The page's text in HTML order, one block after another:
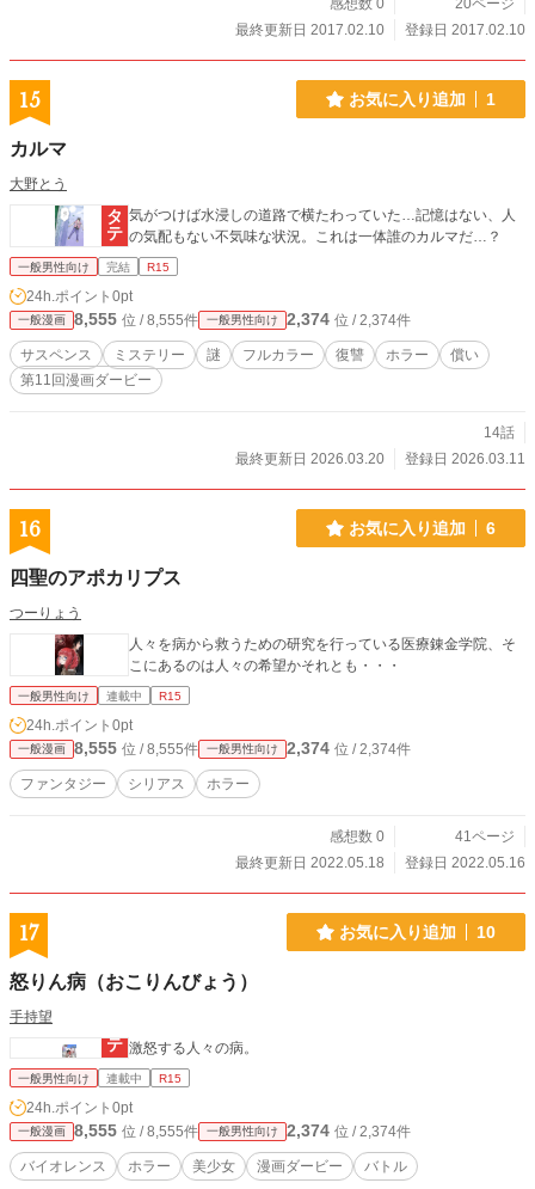
感想数 0
20ページ
最終更新日 2017.02.10
登録日 2017.02.10
15 お気に入り追加 1
カルマ
大野とう
気がつけば水浸しの道路で横たわっていた…記憶はない、人
の気配もない不気味な状況。これは一体誰のカルマだ…？
一般男性向け 完結 R15
24h.ポイント 0pt
一般漫画 8,555 位 / 8,555件 一般男性向け 2,374 位 / 2,374件
サスペンス ミステリー 謎 フルカラー 復讐 ホラー
償い
第11回漫画ダービー
14話
最終更新日 2026.03.20
登録日 2026.03.11
16 お気に入り追加 6
四聖のアポカリプス
つーりょう
人々を病から救うための研究を行っている医療錬金学院、そ
こにあるのは人々の希望かそれとも・・・
一般男性向け 連載中 R15
24h.ポイント 0pt
一般漫画 8,555 位 / 8,555件 一般男性向け 2,374 位 / 2,374件
ファンタジー シリアス ホラー
感想数 0
41ページ
最終更新日 2022.05.18
登録日 2022.05.16
17 お気に入り追加 10
怒りん病（おこりんびょう）
手持望
激怒する人々の病。
一般男性向け 連載中 R15
24h.ポイント 0pt
一般漫画 8,555 位 / 8,555件 一般男性向け 2,374 位 / 2,374件
バイオレンス ホラー 美少女 漫画ダービー バトル